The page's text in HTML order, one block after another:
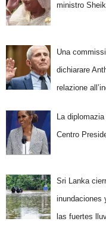
ministro
Una
dichiarare
relazione
La
Centro
Sri Lanka
inundaciones
las fuertes